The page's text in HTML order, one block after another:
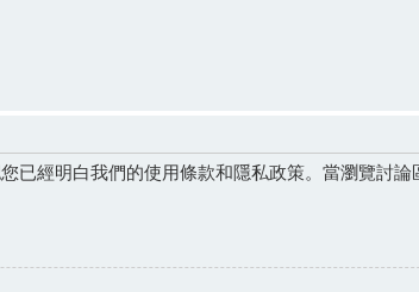
經明白我們的使用條款和隱私政策。當瀏覽討論